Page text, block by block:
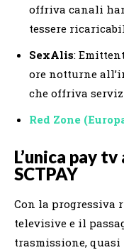
offriva canali
tessere
SexAlis:
ore notturne
che offriva
Red Zone
L’unica pay
SCTPAY
Con la progressiva
televisive e il
trasmissione,